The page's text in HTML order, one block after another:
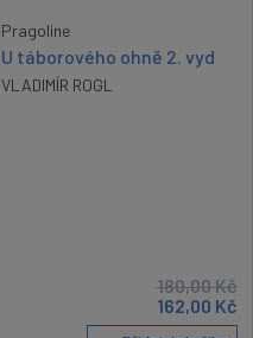
Pragoline
U táborového ohně 2. vyd
VLADIMÍR ROGL
180,00Kč
162,00 Kč